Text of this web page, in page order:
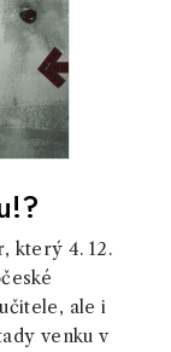
který 4. 12.
ale i
venku v